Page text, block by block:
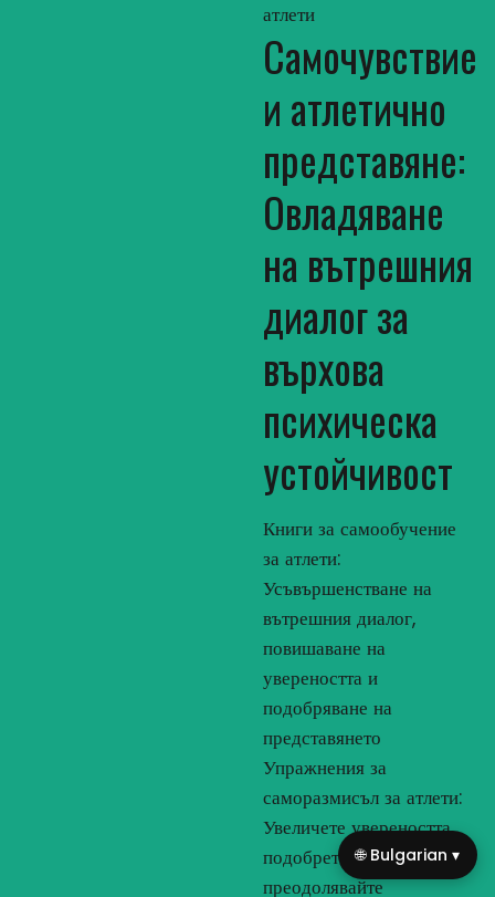
атлети
Самочувствие
и атлетично
представяне:
Овладяване
на вътрешния
диалог за
върхова
психическа
устойчивост
Книги за самообучение
за атлети:
Усъвършенстване на
вътрешния диалог,
повишаване на
увереността и
подобряване на
представянето
Упражнения за
саморазмисъл за атлети:
Увеличете увереността,
подобрете фокуса и
преодолявайте
🌐 Bulgarian ▾